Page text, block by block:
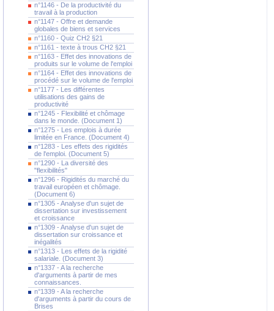
n°1146 - De la productivité du
travail à la production
n°1147 - Offre et demande
globales de biens et services
n°1160 - Quiz CH2 §21
n°1161 - texte à trous CH2 §21
n°1163 - Effet des innovations de
produits sur le volume de l'emploi
n°1164 - Effet des innovations de
procédé sur le volume de l'emploi
n°1177 - Les différentes
utilisations des gains de
productivité
n°1245 - Flexibilité et chômage
dans le monde. (Document 1)
n°1275 - Les emplois à durée
limitée en France. (Document 4)
n°1283 - Les effets des rigidités
de l'emploi. (Document 5)
n°1290 - La diversité des
"flexibilités"
n°1296 - Rigidités du marché du
travail européen et chômage.
(Document 6)
n°1305 - Analyse d'un sujet de
dissertation sur investissement
et croissance
n°1309 - Analyse d'un sujet de
dissertation sur croissance et
inégalités
n°1313 - Les effets de la rigidité
salariale. (Document 3)
n°1337 - A la recherche
d'arguments à partir de mes
connaissances.
n°1339 - A la recherche
d'arguments à partir du cours de
Brises